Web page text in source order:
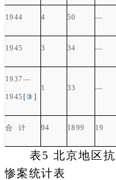
1944 4 50 —
1945 3 34 —
1937—
1945 [③]
1 33 —
合 计 94 1899 19
表5 北京地区抗
惨案统计表